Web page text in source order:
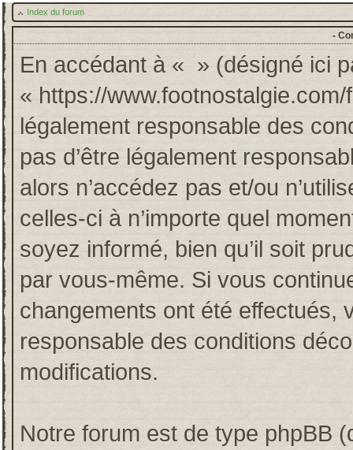
Index du forum
-
En accédant à « » (désigné ici
« https://
légalement responsable des
pas d’être légalement
alors n’accédez pas et/ou
celles-ci à n’importe quel
soyez informé, bien qu’il soit
par vous-même. Si vous
changements ont été effectués,
responsable des conditions
modifications.
Notre forum est de type phpBB